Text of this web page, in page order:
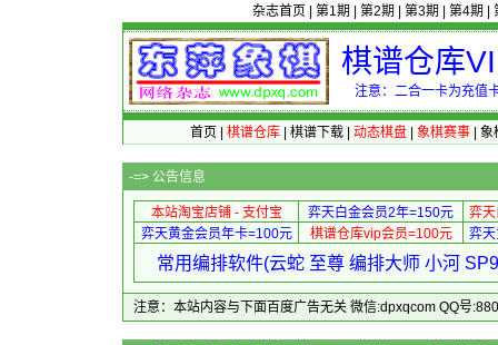
杂志首页 第1期 第2期 第3期 第4期
棋谱仓库
注意：二合一卡为充值
首页 棋谱仓库| 棋谱下载| 动态棋盘| 象棋赛事| 象
-=> 公告信息
本站淘宝店铺 - 支付宝 弈天白金会员2年=150元
弈
弈天黄金会员年卡=100元
棋谱仓库vip会员=100元 弈
常用编排软件(云蛇 至尊 编排大师 小河
注意：本站内容与下面百度广告无关 微信:dpxqcom QQ号